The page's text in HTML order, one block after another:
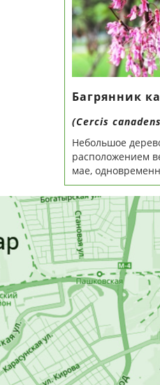
Багрянник
(Cercis
Небольшое
расположением
мае,
Цветёт...